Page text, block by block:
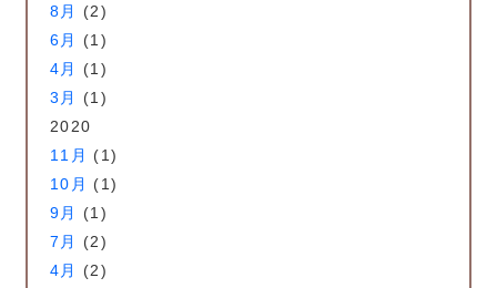
8月
(2)
6月
(1)
4月
(1)
3月
(1)
2020
11月
(1)
10月
(1)
9月
(1)
7月
(2)
4月
(2)